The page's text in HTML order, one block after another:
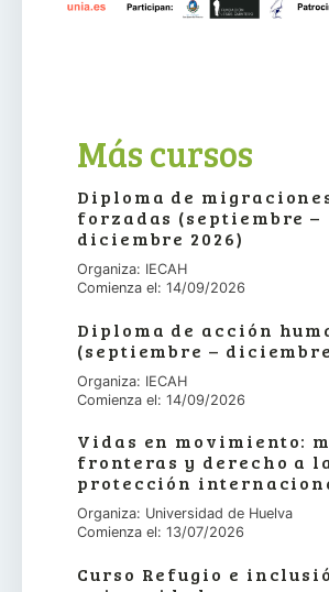
Más cursos
Diploma de
forzadas (septiembre –
diciembre 2026)
Organiza: IECAH
Comienza el: 14/09/2026
Diploma de acción
(septiembre –
Organiza: IECAH
Comienza el: 14/09/2026
Vidas en movimiento:
fronteras y derecho a
protección
Organiza: Universidad de Huelva
Comienza el: 13/07/2026
Curso Refugio e